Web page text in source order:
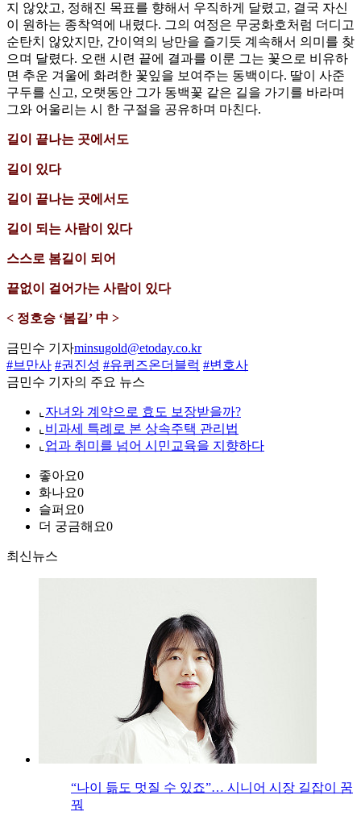
지 않았고, 정해진 목표를 향해서 우직하게 달렸고, 결국 자신
이 원하는 종착역에 내렸다. 그의 여정은 무궁화호처럼 더디고
순탄치 않았지만, 간이역의 낭만을 즐기듯 계속해서 의미를 찾
으며 달렸다. 오랜 시련 끝에 결과를 이룬 그는 꽃으로 비유하
면 추운 겨울에 화려한 꽃잎을 보여주는 동백이다. 딸이 사준
구두를 신고, 오랫동안 그가 동백꽃 같은 길을 가기를 바라며
그와 어울리는 시 한 구절을 공유하며 마친다.
길이 끝나는 곳에서도
길이 있다
길이 끝나는 곳에서도
길이 되는 사람이 있다
스스로 봄길이 되어
끝없이 걸어가는 사람이 있다
< 정호승 ‘봄길’ 中 >
금민수 기자minsugold@etoday.co.kr
#브만사 #권진성 #유퀴즈온더블럭 #변호사
금민수 기자의 주요 뉴스
⌞ 자녀와 계약으로 효도 보장받을까?
⌞ 비과세 특례로 본 상속주택 관리법
⌞ 업과 취미를 넘어 시민교육을 지향하다
좋아요0
화나요0
슬퍼요0
더 궁금해요0
최신뉴스
“나이 듦도 멋질 수 있죠”… 시니어 시장 길잡이 꿈
꿔